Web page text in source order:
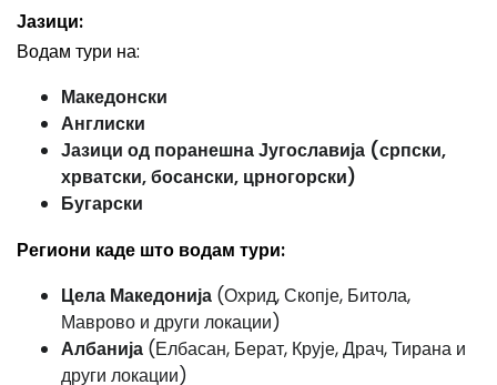
Јазици:
Водам тури на:
Македонски
Англиски
Јазици од поранешна Југославија (српски,
хрватски, босански, црногорски)
Бугарски
Региони каде што водам тури:
Цела Македонија (Охрид, Скопје, Битола,
Маврово и други локации)
Албанија (Елбасан, Берат, Крује, Драч, Тирана и
други локации)